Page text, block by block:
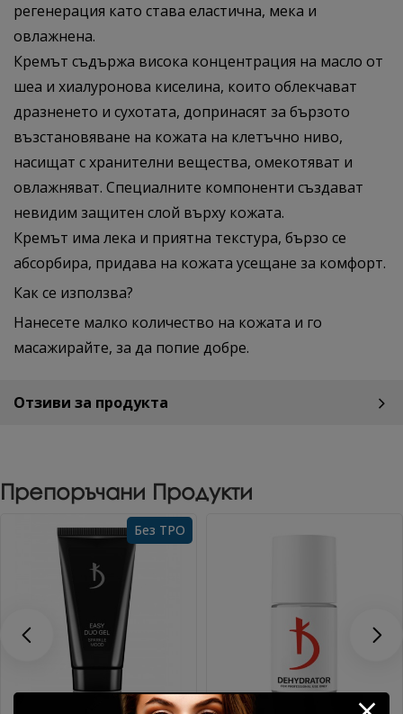
регенерация като става еластична, мека и
овлажнена.
Кремът съдържа висока концентрация на масло от
шеа и хиалуронова киселина, които облекчават
дразненето и сухотата, допринасят за бързото
възстановяване на кожата на клетъчно ниво,
насищат с хранителни вещества, омекотяват и
овлажняват. Специалните компоненти създават
невидим защитен слой върху кожата.
Кремът има лека и приятна текстура, бързо се
абсорбира, придава на кожата усещане за комфорт.
Как се използва?
Нанесете малко количество на кожата и го
масажирайте, за да попие добре.
Отзиви за продукта
Препоръчани Продукти
Без TPO